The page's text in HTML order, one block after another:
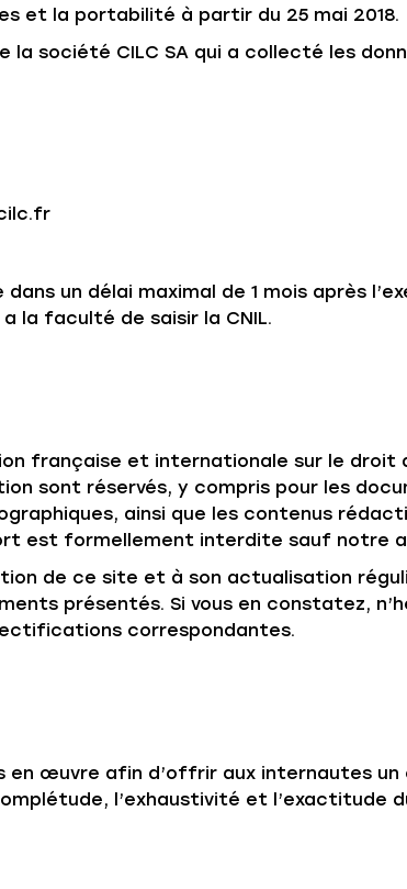
et la portabilité à partir du 25 mai 2018.
la société CILC SA qui a collecté les
un délai maximal de 1 mois après
la faculté de saisir la CNIL.
française et internationale sur le droit
sont réservés, y compris pour les
ainsi que les contenus
est formellement interdite sauf notre
de ce site et à son actualisation
présentés. Si vous en constatez,
correspondantes.
en œuvre afin d’offrir aux internautes
l’exhaustivité et l’exactitude